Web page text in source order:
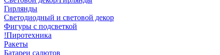
Гирлянды
Светодиодный и световой декор
Фигуры с подсветкой
!Пиротехника
Ракеты
Батареи салютов